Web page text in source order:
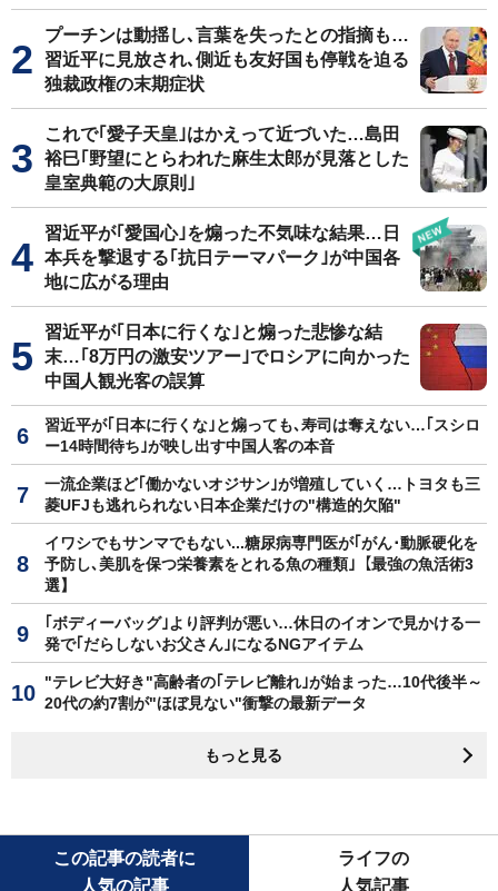
プーチンは動揺し､言葉を失ったとの指摘も…
習近平に見放され､側近も友好国も停戦を迫る
独裁政権の末期症状
これで｢愛子天皇｣はかえって近づいた…島田
裕巳｢野望にとらわれた麻生太郎が見落とした
皇室典範の大原則｣
習近平が｢愛国心｣を煽った不気味な結果…日
本兵を撃退する｢抗日テーマパーク｣が中国各
地に広がる理由
習近平が｢日本に行くな｣と煽った悲惨な結
末…｢8万円の激安ツアー｣でロシアに向かった
中国人観光客の誤算
習近平が｢日本に行くな｣と煽っても､寿司は奪えない…｢スシロ
ー14時間待ち｣が映し出す中国人客の本音
一流企業ほど｢働かないオジサン｣が増殖していく…トヨタも三
菱UFJも逃れられない日本企業だけの"構造的欠陥"
イワシでもサンマでもない...糖尿病専門医が｢がん･動脈硬化を
予防し､美肌を保つ栄養素をとれる魚の種類｣【最強の魚活術3
選】
｢ボディーバッグ｣より評判が悪い…休日のイオンで見かける一
発で｢だらしないお父さん｣になるNGアイテム
"テレビ大好き"高齢者の｢テレビ離れ｣が始まった…10代後半～
20代の約7割が"ほぼ見ない"衝撃の最新データ
もっと見る
この記事の読者に
人気の記事
ライフの
人気記事